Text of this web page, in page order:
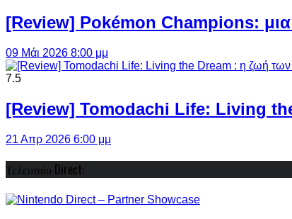
[Review] Pokémon Champions:
09 Μάι 2026 8:00 μμ
7.5
[Review] Tomodachi Life: Living
21 Απρ 2026 6:00 μμ
Τελευταίο Direct: